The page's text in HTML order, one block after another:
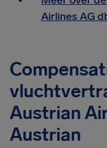
Airlines AG
Austrian
Austrian